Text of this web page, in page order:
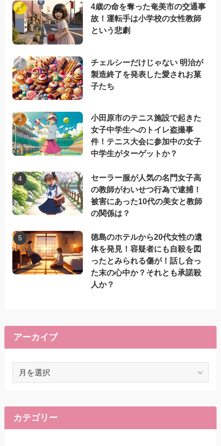
4歳の命を奪った奄美市の交通事
故！運転手は小学校の女性教師
という悲劇
チェルシーだけじゃない 明治が
製造終了を発表した愛されお菓
子たち
小田原市のテニス施設で起きた
女子中学生へのトイレ盗撮事
件！テニス大会に参加中の女子
中学生がターゲットか？
セーラー服が人気の名門女子高
の教師がわいせつ行為で逮捕！
被害にあった10代の美女と教師
の関係は？
徳島のホテルから20代女性の遺
体を発見！容疑者にも自殺を図
ったとみられる傷が！話し合っ
た末の心中か？それとも承諾殺
人か？
アーカイブ
イ
ブ
カテゴリー